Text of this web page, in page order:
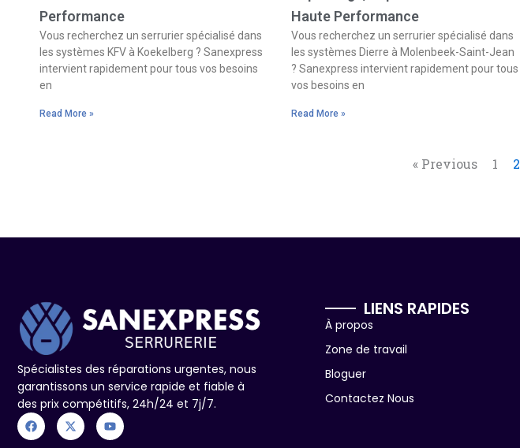
Performance
Vous recherchez un serrurier spécialisé dans
les systèmes KFV à Koekelberg ? Sanexpress
intervient rapidement pour tous vos besoins
en
Read More »
Haute Performance
Vous recherchez un serrurier spécialisé dans
les systèmes Dierre à Molenbeek-Saint-Jean
? Sanexpress intervient rapidement pour tous
vos besoins en
Read More »
« Previous 1 2
Spécialistes des réparations urgentes, nous
garantissons un service rapide et fiable à
des prix compétitifs, 24h/24 et 7j/7.
F
a
c
X
-
t
Y
o
u
LIENS RAPIDES
À propos
Zone de travail
Bloguer
Contactez Nous